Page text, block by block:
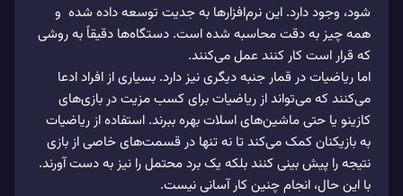
شود، وجود دارد. این نرم‌افزارها به جدیت توسعه داده شده و
همه چیز به دقت محاسبه شده است. دستگاه‌ها دقیقاً به روشی
که قرار است کار کنند عمل می‌‌کنند.
اما ریاضیات در قمار جنبه دیگری نیز دارد. بسیاری از افراد ادعا
می‌‌کنند که می‌‌تواند از ریاضیات برای کسب مزیت در بازی‌های
کازینو یا حتی ماشین‌های اسلات بهره ببرند. استفاده ‌از ریاضیات
به بازیکنان کمک می‌‌کند تا نه تنها در قسمت‌های خاصی از بازی
نتیجه را پیش بینی کنند بلکه یک برد محتمل را نیز به دست آورند.
با این حال، انجام چنین کار آسانی نیست.